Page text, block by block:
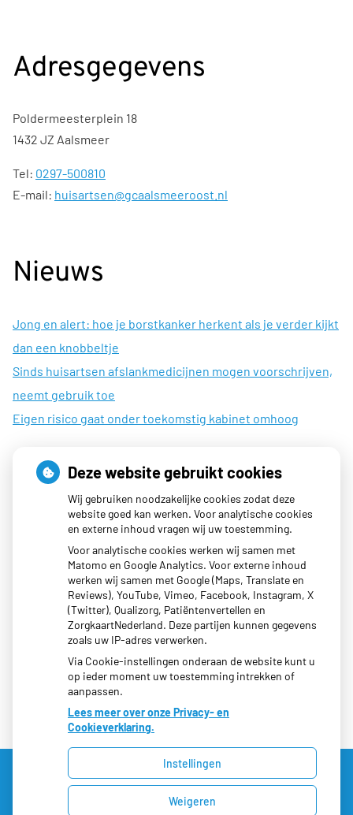
Adresgegevens
Poldermeesterplein 18
1432 JZ Aalsmeer
Tel: 0297-500810
E-mail: huisartsen@gcaalsmeeroost.nl
Nieuws
Jong en alert: hoe je borstkanker herkent als je verder kijkt
dan een knobbeltje
Sinds huisartsen afslankmedicijnen mogen voorschrijven,
neemt gebruik toe
Eigen risico gaat onder toekomstig kabinet omhoog
Openingstijden
08:00 - 17:00
08:00 - 17:00
Woensdag:
08:00 - 19:30
Donderdag:
08:00 - 17:00
08:00 - 17:00
Uw Zorg Online|Beheer
Deze website gebruikt cookies
Wij gebruiken noodzakelijke cookies zodat deze
website goed kan werken. Voor analytische cookies
en externe inhoud vragen wij uw toestemming.
Voor analytische cookies werken wij samen met
Matomo en Google Analytics. Voor externe inhoud
werken wij samen met Google (Maps, Translate en
Reviews), YouTube, Vimeo, Facebook, Instagram, X
(Twitter), Qualizorg, Patiëntenvertellen en
ZorgkaartNederland. Deze partijen kunnen gegevens
zoals uw IP-adres verwerken.
Via Cookie-instellingen onderaan de website kunt u
op ieder moment uw toestemming intrekken of
aanpassen.
Lees meer over onze Privacy- en
Cookieverklaring.
Instellingen
Weigeren